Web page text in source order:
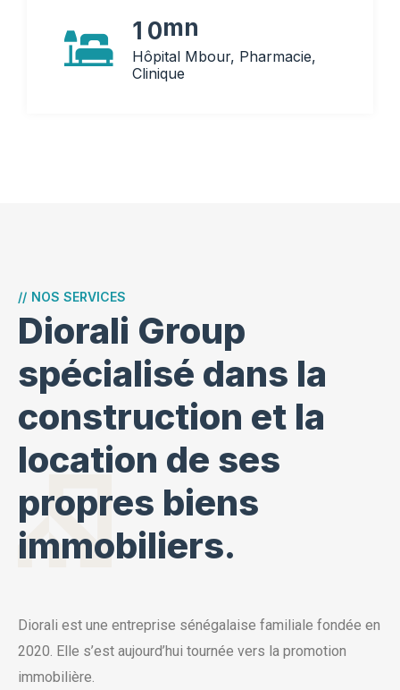
1 0mn
Hôpital Mbour, Pharmacie,
Clinique
// NOS SERVICES
Diorali Group
spécialisé dans la
construction et la
location de ses
propres biens
immobiliers.
Diorali est une entreprise sénégalaise familiale fondée en
2020. Elle s’est aujourd’hui tournée vers la promotion
immobilière.